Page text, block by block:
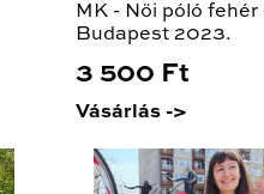
MK - Női póló fehér
Budapest 2023.
3 500 Ft
Vásárlás ->